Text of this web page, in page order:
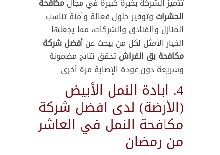
تتميز الشركة بخبرة كبيرة في مجالمكافحة
الحشرات وتوفير حلول فعالة وآمنة تناسب
المنازل والفنادق والشركات، مما يجعلها
الخيار الأمثل لكل من يبحث عنأفضل شركة
مكافحة بق الفراشتحقق نتائج مضمونة
وسريعة دون عودة الإصابة مرة أخرى
4. ابادة النمل الأبيض
(الأرضة) لدى افضل شركة
مكافحة النمل في العاشر
من رمضان